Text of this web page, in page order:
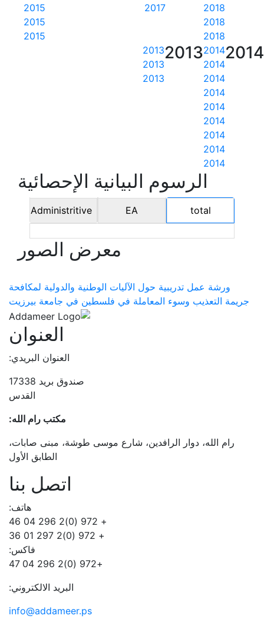
2018
2018
2018
2017
2015
2015
2015
2014
2014
2014
2014
2014
2014
2014
2014
2014
2014
2013
2013
2013
2013
الرسوم البيانية الإحصائية
total
EA
Administritive
معرض الصور
ورشة عمل تدريبية حول الآليات الوطنية والدولية لمكافحة
جريمة التعذيب وسوء المعاملة في فلسطين في جامعة بيرزيت
العنوان
العنوان البريدي:
صندوق بريد 17338
القدس
مكتب رام الله:
رام الله، دوار الرافدين، شارع موسى طوشة، مبنى صابات،
الطابق الأول
اتصل بنا
هاتف:
+ 972 (0)2 296 04 46
+ 972 (0)2 297 01 36
فاكس:
+972 (0)2 296 04 47
البريد الالكتروني:
info@addameer.ps